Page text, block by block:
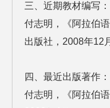
三、近期教材编写：
付志明，《阿拉伯
出版社，2008年12
四、最近出版著作：
付志明，《阿拉伯